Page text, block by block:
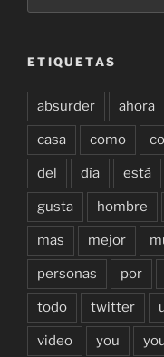
ETIQUETAS
absurder ahora
casa como
del día está
gusta hombre
mas mejor
personas por
todo twitter
video you